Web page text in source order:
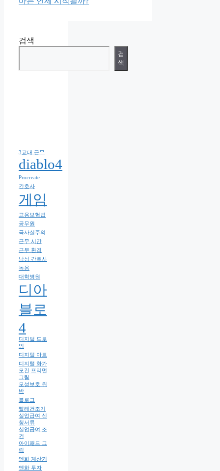
검색
검
색
3교대 근무
diablo4
Procreate
간호사
게임
고용보험법
공무원
극사실주의
근무 시간
근무 환경
남성 간호사
녹음
대학병원
디아
블로
4
디지털 드로
잉
디지털 아트
디지털 화가
모건 프리먼
그림
모성보호 위
반
블로그
빨래건조기
실업급여 신
청서류
실업급여 조
건
아이패드 그
림
엔화 계산기
엔화 투자